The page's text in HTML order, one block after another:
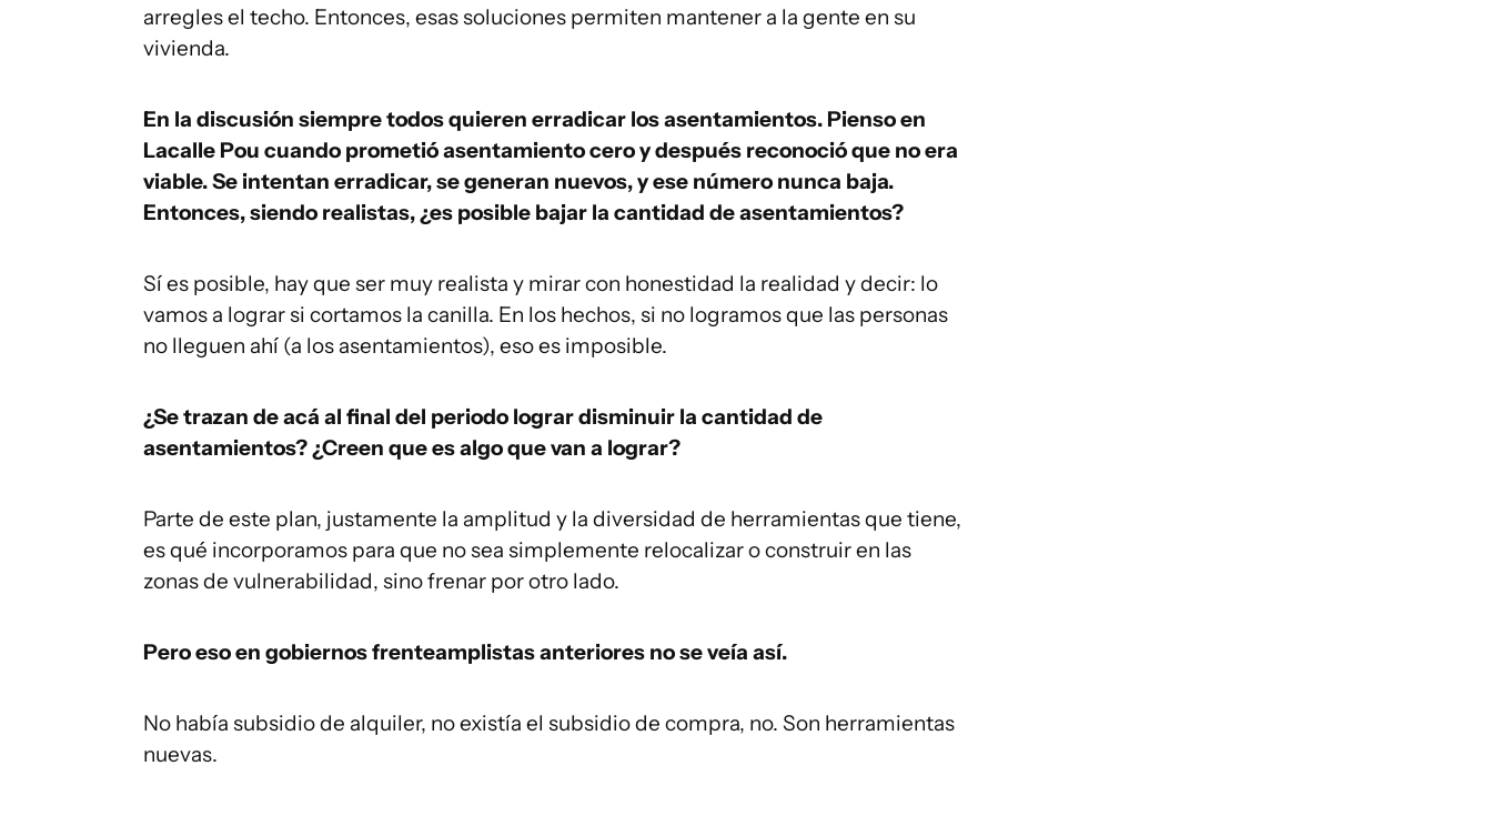
arregles el techo. Entonces, esas soluciones permiten mantener a la gente en su
vivienda.
En la discusión siempre todos quieren erradicar los asentamientos. Pienso en
Lacalle Pou cuando prometió asentamiento cero y después reconoció que no era
viable. Se intentan erradicar, se generan nuevos, y ese número nunca baja.
Entonces, siendo realistas, ¿es posible bajar la cantidad de asentamientos?
Sí es posible, hay que ser muy realista y mirar con honestidad la realidad y decir: lo
vamos a lograr si cortamos la canilla. En los hechos, si no logramos que las personas
no lleguen ahí (a los asentamientos), eso es imposible.
¿Se trazan de acá al final del periodo lograr disminuir la cantidad de
asentamientos? ¿Creen que es algo que van a lograr?
Parte de este plan, justamente la amplitud y la diversidad de herramientas que tiene,
es qué incorporamos para que no sea simplemente relocalizar o construir en las
zonas de vulnerabilidad, sino frenar por otro lado.
Pero eso en gobiernos frenteamplistas anteriores no se veía así.
No había subsidio de alquiler, no existía el subsidio de compra, no. Son herramientas
nuevas.